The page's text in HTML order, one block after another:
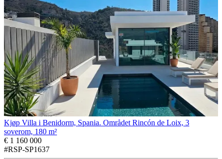
Kjøp Villa i Benidorm, Spania. Området Rincón de Loix, 3
soverom, 180 m²
€ 1 160 000
#RSP-SP1637